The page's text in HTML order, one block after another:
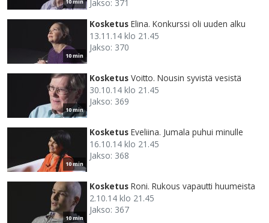
10 min Jakso: 371
10 min
Kosketus Elina. Konkurssi oli uuden alku
13.11.14 klo 21.45
Jakso: 370
10 min
Kosketus Voitto. Nousin syvistä vesistä
30.10.14 klo 21.45
Jakso: 369
10 min
Kosketus Eveliina. Jumala puhui minulle
16.10.14 klo 21.45
Jakso: 368
10 min
Kosketus Roni. Rukous vapautti huumeista
2.10.14 klo 21.45
Jakso: 367